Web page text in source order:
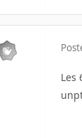
Les